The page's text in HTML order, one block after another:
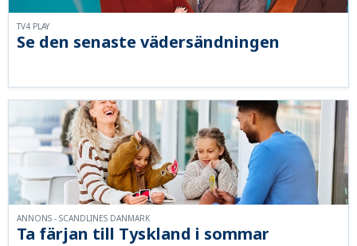
Se den senaste vädersändningen
TV4 PLAY
Ta färjan till Tyskland i sommar
ANNONS - SCANDLINES DANMARK